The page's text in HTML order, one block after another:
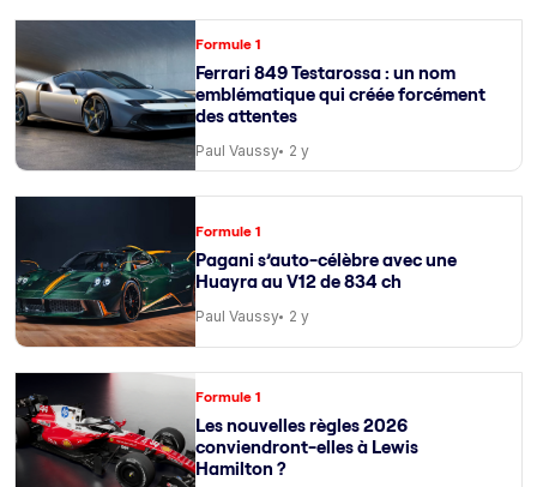
Formule 1
Ferrari 849 Testarossa : un nom
emblématique qui créée forcément
des attentes
Paul Vaussy 2 y
Formule 1
Pagani s’auto-célèbre avec une
Huayra au V12 de 834 ch
Paul Vaussy 2 y
Formule 1
Les nouvelles règles 2026
conviendront-elles à Lewis
Hamilton ?